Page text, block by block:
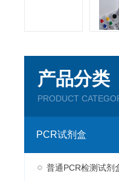
产品分类
PRODUCT
PCR试剂盒
普通PCR检测试剂